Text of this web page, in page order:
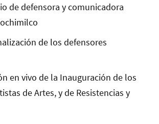
de defensora y comunicadora
de los defensores
en vivo de la Inauguración de los
de Artes, y de Resistencias y